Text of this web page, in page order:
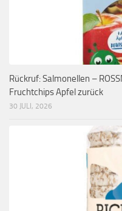
Rückruf: Salmonellen –
Fruchtchips Apfel zurück
30 JULI, 2026